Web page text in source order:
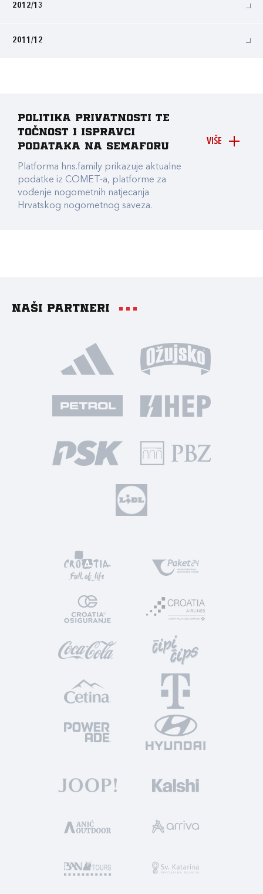
2012/13
2011/12
VIŠE
Politika privatnosti te
točnost i ispravci
podataka na Semaforu
Platforma hns.family prikazuje aktualne
podatke iz COMET-a, platforme za
vođenje nogometnih natjecanja
Hrvatskog nogometnog saveza.
Naši partneri